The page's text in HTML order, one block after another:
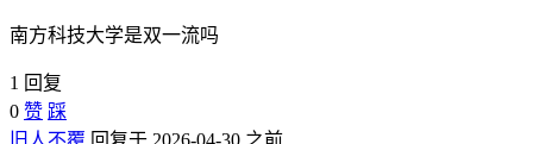
南方科技大学是双一流吗
1 回复
0 赞 踩
旧人不覆 回复于 2026-04-30 之前